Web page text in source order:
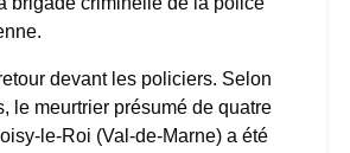
devant les policiers. Selon
le meurtrier présumé de quatre
le-Roi (Val-de-Marne) a été